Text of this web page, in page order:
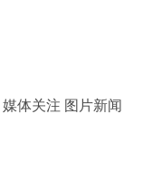
媒体关注 图片新闻